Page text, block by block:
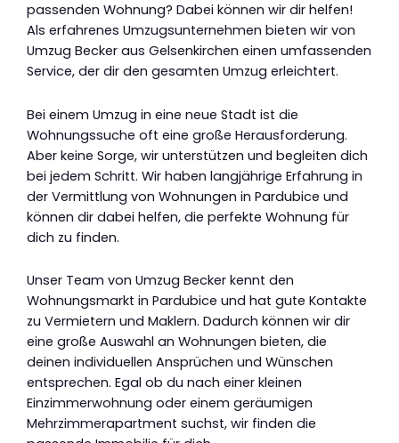
passenden Wohnung? Dabei können wir dir helfen!
Als erfahrenes Umzugsunternehmen bieten wir von
Umzug Becker aus Gelsenkirchen einen umfassenden
Service, der dir den gesamten Umzug erleichtert.
Bei einem Umzug in eine neue Stadt ist die
Wohnungssuche oft eine große Herausforderung.
Aber keine Sorge, wir unterstützen und begleiten dich
bei jedem Schritt. Wir haben langjährige Erfahrung in
der Vermittlung von Wohnungen in Pardubice und
können dir dabei helfen, die perfekte Wohnung für
dich zu finden.
Unser Team von Umzug Becker kennt den
Wohnungsmarkt in Pardubice und hat gute Kontakte
zu Vermietern und Maklern. Dadurch können wir dir
eine große Auswahl an Wohnungen bieten, die
deinen individuellen Ansprüchen und Wünschen
entsprechen. Egal ob du nach einer kleinen
Einzimmerwohnung oder einem geräumigen
Mehrzimmerapartment suchst, wir finden die